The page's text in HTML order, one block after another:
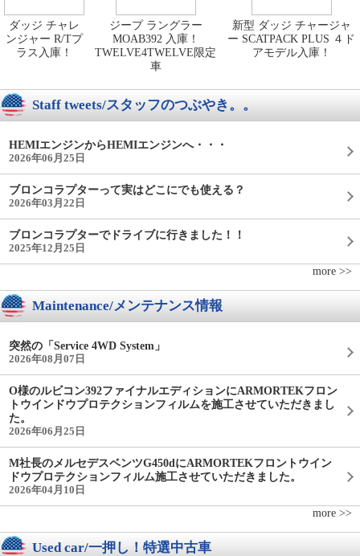
ダッジ チャレ
ンジャー R/Tプ
ラス入庫！
ジープ ラングラー
MOAB392 入庫！
TWELVE4TWELVE限定
車
新型 ダッジ チャージャ
ー SCATPACK PLUS ４ド
アモデル入庫！
Staff tweets/スタッフのつぶやき。。
HEMIエンジンからHEMIエンジンへ・・・
2026年06月25日
ブロンコラプターって実はどこにでも使える？
2026年03月22日
ブロンコラプターでドライブに行きました！！
2025年12月25日
more >>
Maintenance/メンテナンス情報
突然の「Service 4WD System」
2026年08月07日
O様のルビコン392ファイナルエディションにARMORTEKフロン
トウインドウプロテクションフィルムを施工させていただきまし
た。
2026年06月25日
M社長のメルセデスベンツG450dにARMORTEKフロントウイン
ドウプロテクションフィルム施工させていただきました。
2026年04月10日
more >>
Used car/一押し！特選中古車